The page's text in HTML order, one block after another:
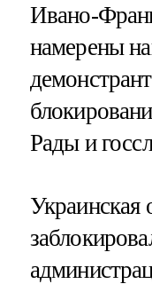
Ивано-
намерены
Рады и
Украинская